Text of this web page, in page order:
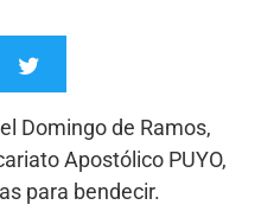
Domingo de Ramos,
Apostólico PUYO,
para bendecir.